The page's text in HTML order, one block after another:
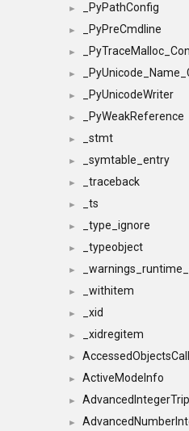
► _PyPathConfig
► _PyPreCmdline
►
►
► _PyUnicodeWriter
► _PyWeakReference
► _stmt
► _symtable_entry
► _traceback
► _ts
► _type_ignore
► _typeobject
►
► _withitem
► _xid
► _xidregitem
►
► ActiveModeInfo
►
►